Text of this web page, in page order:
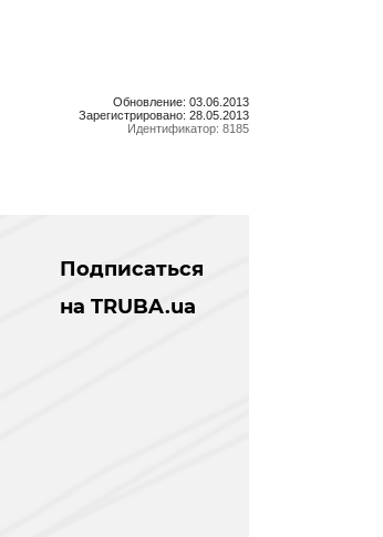
Обновление: 03.06.2013
Зарегистрировано: 28.05.2013
Идентификатор: 8185
Подписаться
на TRUBA.ua